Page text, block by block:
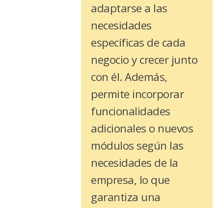
adaptarse a las
necesidades
específicas de cada
negocio y crecer junto
con él. Además,
permite incorporar
funcionalidades
adicionales o nuevos
módulos según las
necesidades de la
empresa, lo que
garantiza una